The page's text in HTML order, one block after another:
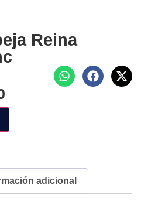
Reina
adicional